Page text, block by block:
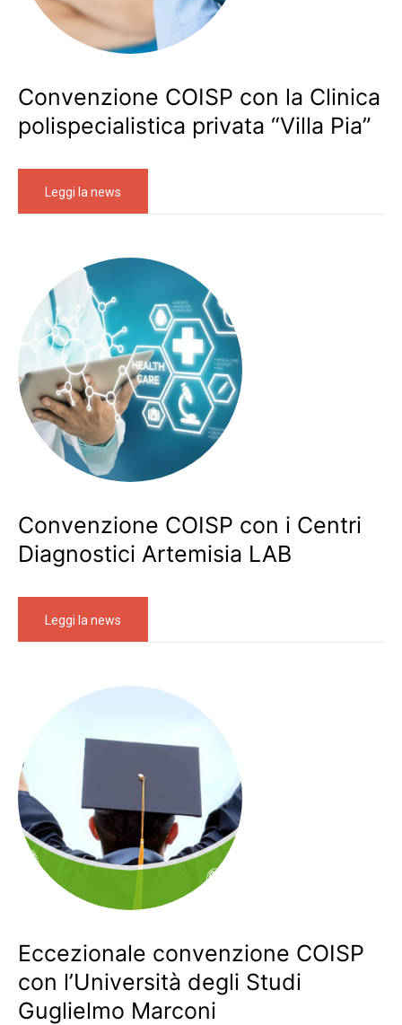
Convenzione COISP con la Clinica
polispecialistica privata “Villa Pia”
Leggi la news
Convenzione COISP con i Centri
Diagnostici Artemisia LAB
Leggi la news
Eccezionale convenzione COISP
con l’Università degli Studi
Guglielmo Marconi